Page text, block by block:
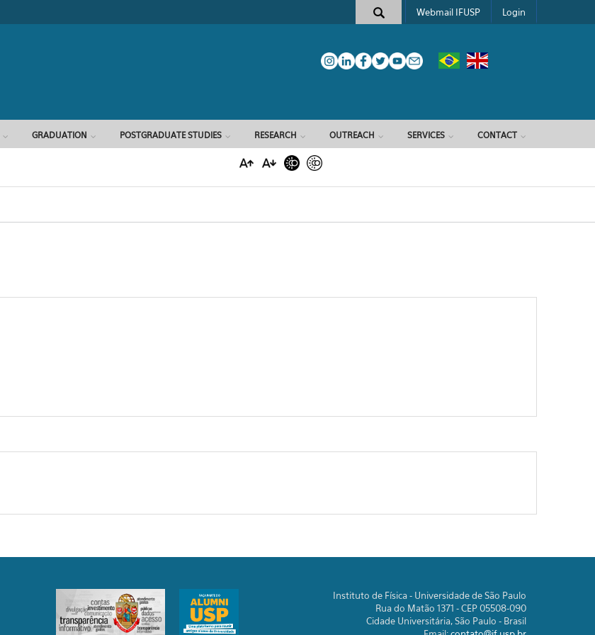
Search form
Webmail IFUSP Login
GRADUATION POSTGRADUATE STUDIES RESEARCH OUTREACH SERVICES CONTACT
Instituto de Física - Universidade de São Paulo
Rua do Matão 1371 - CEP 05508-090
Cidade Universitária, São Paulo - Brasil